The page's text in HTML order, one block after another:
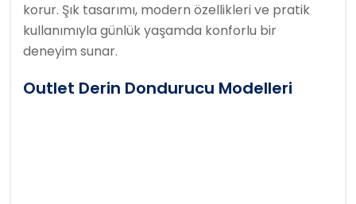
korur. Şık tasarımı, modern özellikleri ve pratik
kullanımıyla günlük yaşamda konforlu bir
deneyim sunar.
Outlet Derin Dondurucu Modelleri